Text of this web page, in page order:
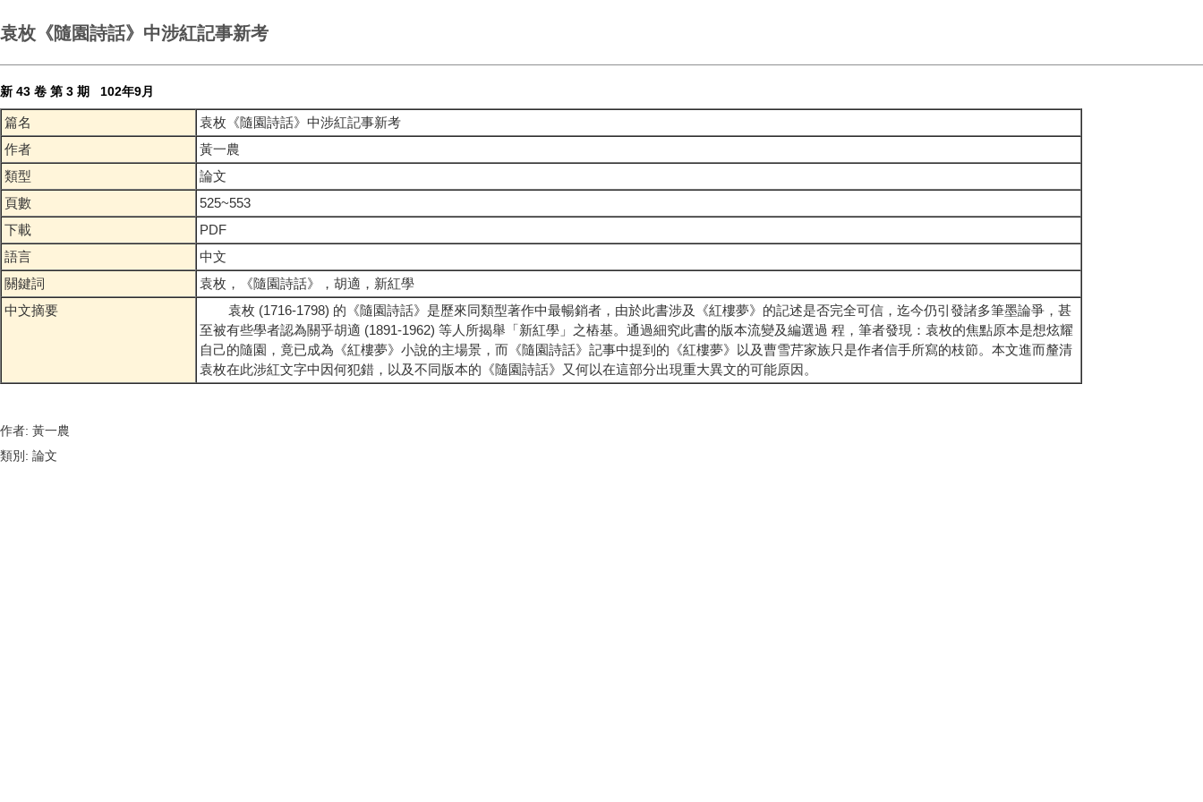
袁枚《隨園詩話》中涉紅記事新考
新 43 卷 第 3 期 102年9月
篇名
袁枚《隨園詩話》中涉紅記事新考
作者
黃一農
類型
論文
頁數
525~553
下載
PDF
語言
中文
關鍵詞
袁枚，《隨園詩話》，胡適，新紅學
中文摘要
袁枚 (1716-1798) 的《隨園詩話》是歷來同類型著作中最暢銷者，由於此書涉及《紅樓夢》的記述是否完全可信，迄今仍引發諸多筆墨論爭，甚
至被有些學者認為關乎胡適 (1891-1962) 等人所揭舉「新紅學」之樁基。通過細究此書的版本流變及編選過 程，筆者發現：袁枚的焦點原本是想炫耀
自己的隨園，竟已成為《紅樓夢》小說的主場景，而《隨園詩話》記事中提到的《紅樓夢》以及曹雪芹家族只是作者信手所寫的枝節。本文進而釐清
袁枚在此涉紅文字中因何犯錯，以及不同版本的《隨園詩話》又何以在這部分出現重大異文的可能原因。
作者: 黃一農
類別: 論文